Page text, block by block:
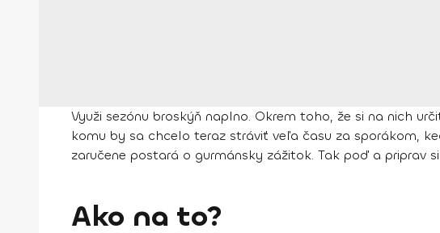
Využi sezónu broskýň naplno. Okrem toho, že si na nich
komu by sa chcelo teraz stráviť veľa času za sporákom,
zaručene postará o gurmánsky zážitok. Tak poď a priprav
Ako na to?